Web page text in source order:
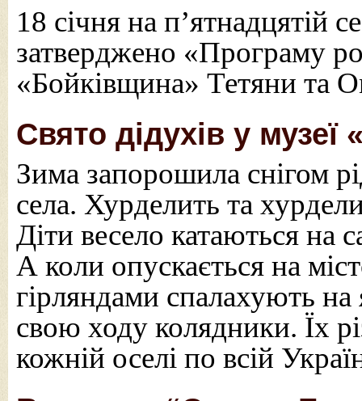
18 січня на п’ятнадцятій
затверджено «Програму
«Бойківщина» Тетяни та
Свято дідухів у музеї
Зима запорошила снігом
села. Хурделить та
Діти весело катаються на
А коли опускається на
гірляндами спалахують
свою ходу колядники. Їх
кожній оселі по всій